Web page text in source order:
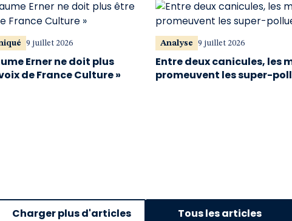
9 juillet 2026
Erner ne doit plus
de France Culture »
Analyse 9 juillet 2026
Entre deux canicules, les
promeuvent les super-
Charger plus d'articles Tous les articles